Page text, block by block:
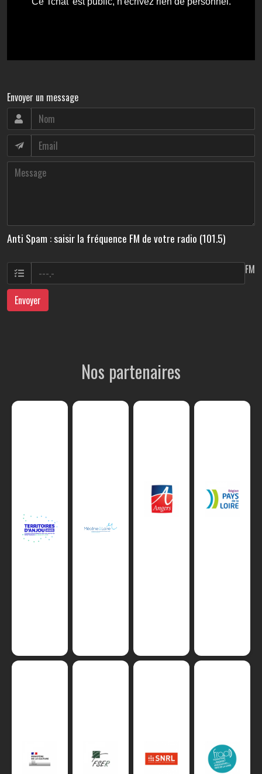
Envoyer un message
Anti Spam : saisir la fréquence FM de votre radio (101.5)
FM
Envoyer
Nos partenaires